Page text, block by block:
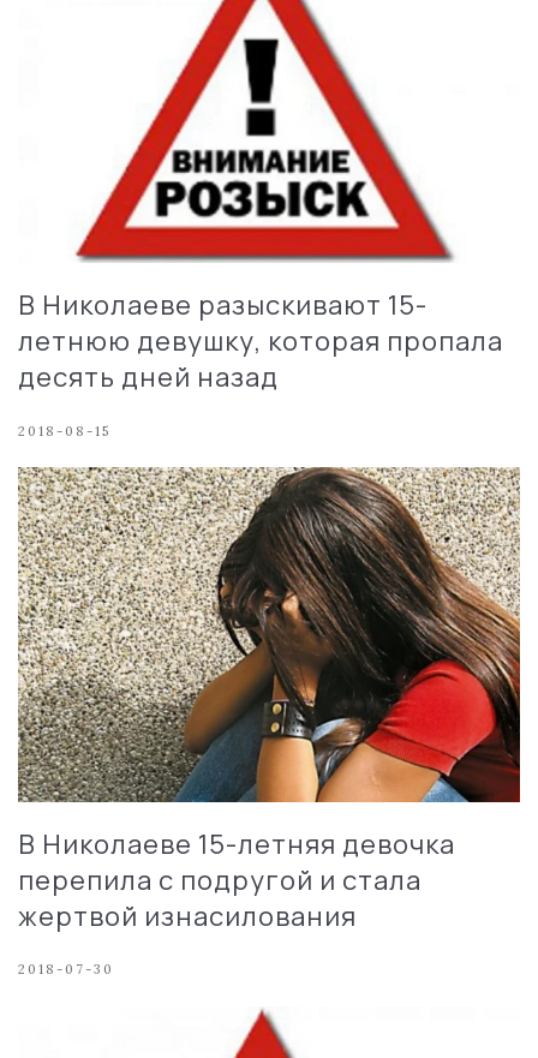
В Николаеве разыскивают 15-
летнюю девушку, которая пропала
десять дней назад
2018-08-15
В Николаеве 15-летняя девочка
перепила с подругой и стала
жертвой изнасилования
2018-07-30